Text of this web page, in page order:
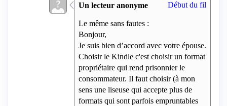
Un lecteur anonyme Début du fil
Le même sans fautes :
Bonjour,
Je suis bien d’accord avec votre épouse.
Choisir le Kindle c'est choisir un format
propriétaire qui rend prisonnier le
consommateur. Il faut choisir (à mon
sens une liseuse qui accepte plus de
formats qui sont parfois empruntables